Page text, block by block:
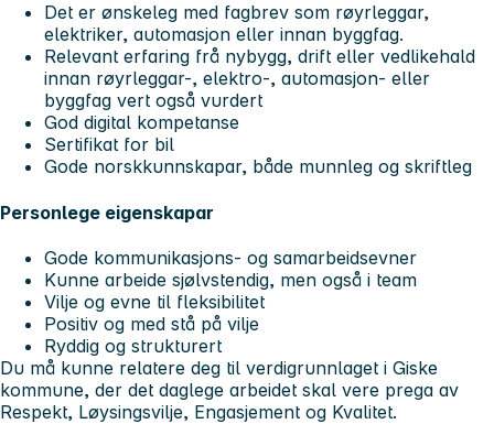
Det er ønskeleg med fagbrev som røyrleggar,
elektriker, automasjon eller innan byggfag.
Relevant erfaring frå nybygg, drift eller vedlikehald
innan røyrleggar-, elektro-, automasjon- eller
byggfag vert også vurdert
God digital kompetanse
Sertifikat for bil
Gode norskkunnskapar, både munnleg og skriftleg
Personlege eigenskapar
Gode kommunikasjons- og samarbeidsevner
Kunne arbeide sjølvstendig, men også i team
Vilje og evne til fleksibilitet
Positiv og med stå på vilje
Ryddig og strukturert
Du må kunne relatere deg til verdigrunnlaget i Giske
kommune, der det daglege arbeidet skal vere prega av
Respekt, Løysingsvilje, Engasjement og Kvalitet.